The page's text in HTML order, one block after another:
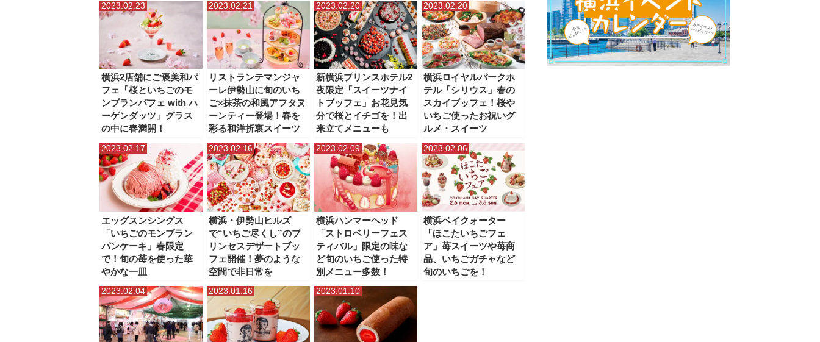
2023.02.23
横浜2店舗にご褒美和パ
フェ「桜といちごのモ
ンブランパフェ with ハ
ーゲンダッツ」グラス
の中に春満開！
2023.02.21
リストランテマンジャ
ーレ伊勢山に旬のいち
ご×抹茶の和風アフタヌ
ーンティー登場！春を
彩る和洋折衷スイーツ
2023.02.20
新横浜プリンスホテル2
夜限定「スイーツナイ
トブッフェ」お花見気
分で桜とイチゴを！出
来立てメニューも
2023.02.20
横浜ロイヤルパークホ
テル「シリウス」春の
スカイブッフェ！桜や
いちご使ったお祝いグ
ルメ・スイーツ
2023.02.17
エッグスンシングス
「いちごのモンブラン
パンケーキ」春限定
で！旬の苺を使った華
やかな一皿
2023.02.16
横浜・伊勢山ヒルズ
で“いちご尽くし”のプ
リンセスデザートブッ
フェ開催！夢のような
空間で非日常を
2023.02.09
横浜ハンマーヘッド
「ストロベリーフェス
ティバル」限定の味な
ど旬のいちご使った特
別メニュー多数！
2023.02.06
横浜ベイクォーター
「ほこたいちごフェ
ア」苺スイーツや苺商
品、いちごガチャなど
旬のいちごを！
2023.02.04 2023.01.16 2023.01.10